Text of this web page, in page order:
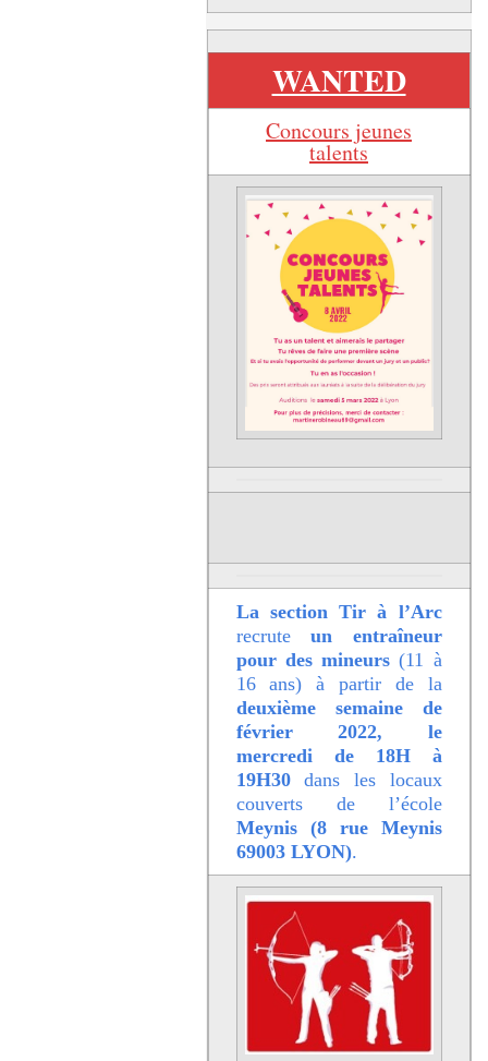
WANTED
Concours jeunes
talents
La section Tir à l’Arc
recruteun entraîneur
pour des mineurs (11 à
16 ans) à partir de la
deuxième semaine de
février 2022, le
mercredi de 18H à
19H30dans les locaux
couverts de l’école
Meynis (8 rue Meynis
69003 LYON).